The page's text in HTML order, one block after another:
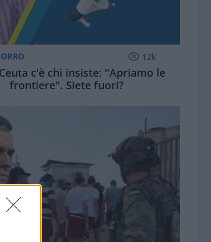
12k
c'è chi insiste: "Apriamo le
frontiere". Siete fuori?